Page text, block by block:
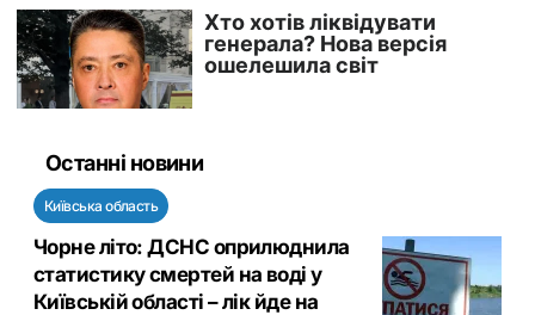
Останні новини
Київська область
Чорне літо: ДСНС оприлюднила
статистику смертей на воді у
Київській області – лік йде на